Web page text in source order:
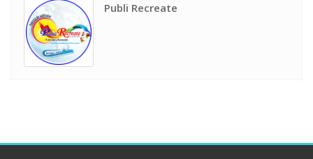
Publi Recreate